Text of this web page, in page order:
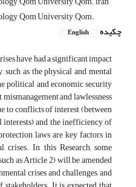
Qom University, Qom.
چکیده
English
have had a significant impact
such as the physical and mental
political and economic security
and lawlessness
to conflicts of interest (between
and the inefficiency of
laws are key factors in
In this Research, some
as Article 2) will be amended
crises and challenges, and